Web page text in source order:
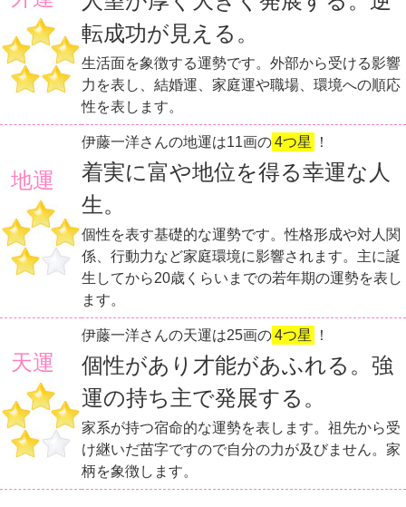
転成功が見える。
生活面を象徴する運勢です。外部から受ける影響
力を表し、結婚運、家庭運や職場、環境への順応
性を表します。
地運
伊藤一洋さんの地運は11画の4つ星 ！
着実に富や地位を得る幸運な人
生。
個性を表す基礎的な運勢です。性格形成や対人関
係、行動力など家庭環境に影響されます。主に誕
生してから20歳くらいまでの若年期の運勢を表し
ます。
天運
伊藤一洋さんの天運は25画の4つ星 ！
個性があり才能があふれる。強
運の持ち主で発展する。
家系が持つ宿命的な運勢を表します。祖先から受
け継いだ苗字ですので自分の力が及びません。家
柄を象徴します。